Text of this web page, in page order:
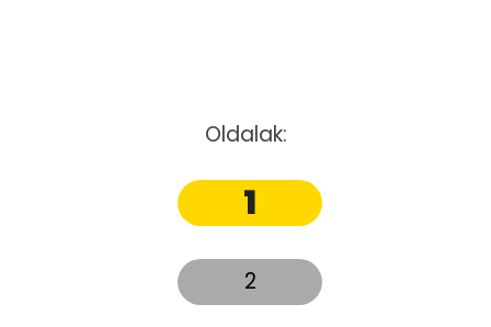
Oldalak:
1
2